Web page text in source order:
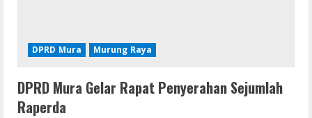
DPRD Mura Murung Raya
DPRD Mura Gelar Rapat Penyerahan Sejumlah
Raperda